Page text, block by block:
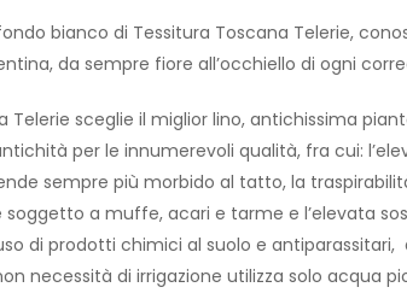
fondo bianco di Tessitura Toscana Telerie,
da sempre fiore all’occhiello di ogni
Telerie sceglie il miglior lino, antichissima
per le innumerevoli qualità, fra cui:
sempre più morbido al tatto, la
soggetto a muffe, acari e tarme e l’elevata
di prodotti chimici al suolo e
necessità di irrigazione utilizza solo acqua